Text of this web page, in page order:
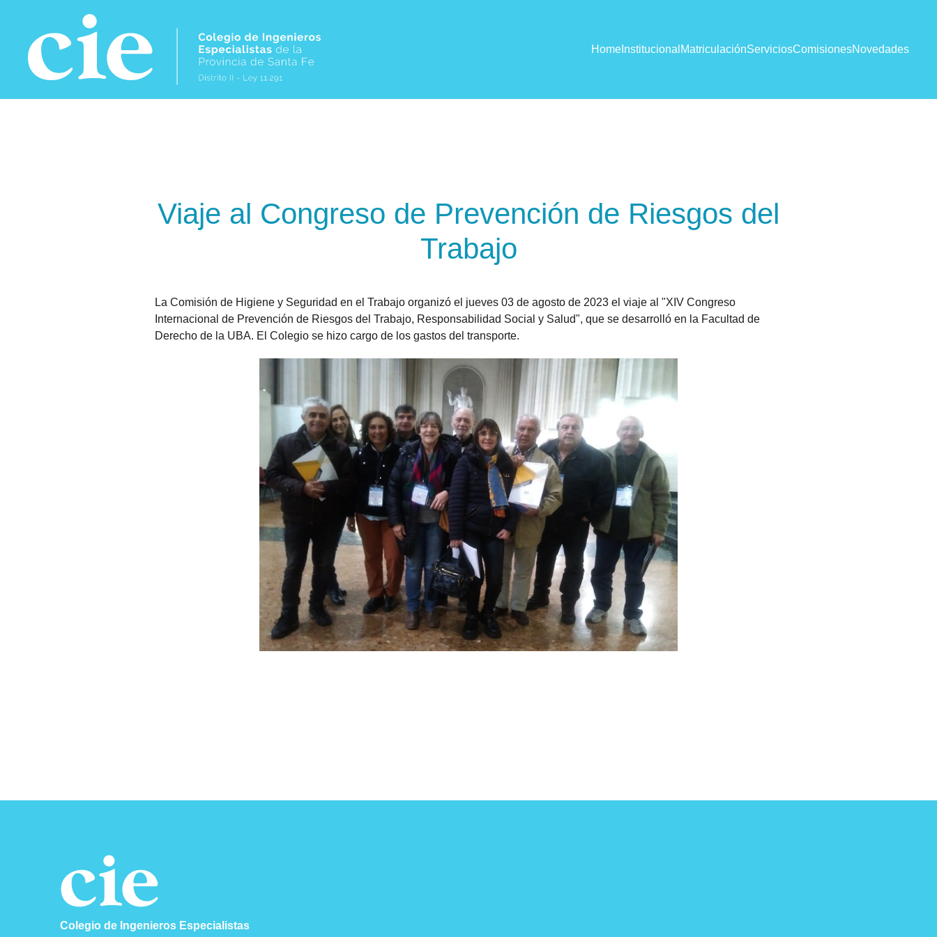
Skip to main content
Home Institucional MatriculaciónServiciosComisionesNovedades
Viaje al Congreso de Prevención de Riesgos del
Trabajo
La Comisión de Higiene y Seguridad en el Trabajo organizó el jueves 03 de agosto de 2023 el viaje al "XIV Congreso
Internacional de Prevención de Riesgos del Trabajo, Responsabilidad Social y Salud", que se desarrolló en la Facultad de
Derecho de la UBA. El Colegio se hizo cargo de los gastos del transporte.
Colegio de Ingenieros Especialistas